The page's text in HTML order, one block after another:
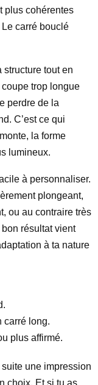
plus cohérentes
carré bouclé
structure tout en
trop longue
perdre de la
C’est ce qui
la forme
lumineux.
à personnaliser.
plongeant,
ou au contraire très
résultat vient
à ta nature
carré long.
plus affirmé.
une impression
choix. Et si tu as